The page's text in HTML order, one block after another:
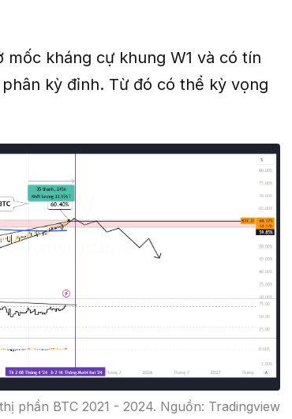
mốc kháng cự khung W1 và có tín
phân kỳ đỉnh. Từ đó có thể kỳ vọng
phần BTC 2021 - 2024. Nguồn: Tradingview